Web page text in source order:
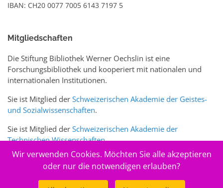
IBAN: CH20 0077 7005 6143 7197 5
Mitgliedschaften
Die Stiftung Bibliothek Werner Oechslin ist eine
Forschungsbibliothek und kooperiert mit nationalen und
internationalen Institutionen.
Sie ist Mitglied der Schweizerischen Akademie der Geistes-
und Sozialwissenschaften.
Sie ist Mitglied der Schweizerischen Akademie der
Technischen Wissenschaften.
Sie ist zudem Mitglied des Schweizer Portalswww.sciences-
Wir verwenden Cookies. Möchten Sie alle akzeptieren
oder nur die notwendigen erlauben?